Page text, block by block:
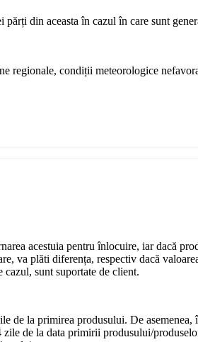
din aceasta în cazul în care sunt
regionale, condiții meteorologice
acestuia pentru înlocuire, iar dacă
va plăti diferența, respectiv dacă
sunt suportate de client.
de la primirea produsului. De asemenea,
de la data primirii produsului/